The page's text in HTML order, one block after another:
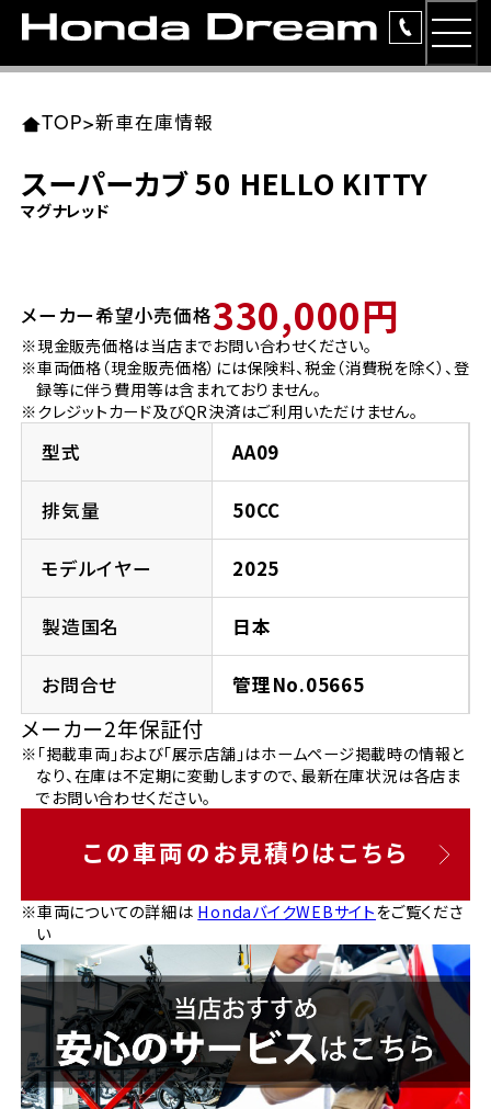
ラインアップ
レンタルバイク
洋用品
イベント
法人向けサービス
お問い合わせ
TOP>新車在庫情報
スーパーカブ 50 HELLO KITTY
マグナレッド
メーカー希望小売価格330,000円
※現金販売価格は当店までお問い合わせください。
※車両価格（現金販売価格）には保険料、税金（消費税を除く）、登
録等に伴う費用等は含まれておりません。
※クレジットカード及びQR決済はご利用いただけません。
型式 AA09
排気量 50CC
モデルイヤー 2025
製造国名 日本
お問合せ 管理No.05665
メーカー2年保証付
※「掲載車両」および「展示店舗」はホームページ掲載時の情報と
なり、在庫は不定期に変動しますので、最新在庫状況は各店ま
でお問い合わせください。
この車両のお見積りはこちら
※車両についての詳細は HondaバイクWEBサイトをご覧くださ
い
東北エリア 店舗一覧
岩手県
宮城県
ホンダドリーム 仙台泉
ホンダドリーム 宮城岩沼
福島県
ホンダドリーム 郡山
関東エリア 店舗一覧
東京都
ホンダドリーム 西東京
ホンダドリーム 練馬
ホンダドリーム 板橋
ホンダドリーム 葛飾
ホンダドリーム 大田
ホンダドリーム 立川
神奈川県
ホンダドリーム 磯子
ホンダドリーム 川崎宮前
ホンダドリーム 横浜緑
千葉県
中部エリア 店舗一覧
愛知県
ホンダドリーム 名古屋南
ホンダドリーム 小牧
ホンダドリーム 名古屋東
ホンダドリーム 一宮
ホンダドリーム 豊橋
ホンダドリーム 名古屋上小田井
岐阜県
ホンダドリーム 岐阜
近畿エリア 店舗一覧
大阪府
ホンダドリーム 箕面
ホンダドリーム 藤井寺
ホンダドリーム 東淀川
ホンダドリーム 豊中
京都府
ホンダドリーム 京都伏見
ホンダドリーム 京都北山
兵庫県
ホンダドリーム 神戸灘
ホンダドリーム 尼崎
ホンダドリーム 姫路
ホンダドリーム 西宮甲子園
中国・四国エリア 店舗一覧
岡山県
広島県
ホンダドリーム 広島
ホンダドリーム 福山
徳島県
ホンダドリーム 徳島
香川県
ホンダドリーム 高松
九州エリア 店舗一覧
福岡県
ホンダドリーム 福岡東
ホンダドリーム 久留米
ホンダドリーム 福岡春日
ホンダドリーム 福岡西
熊本県
ホンダドリーム 熊本